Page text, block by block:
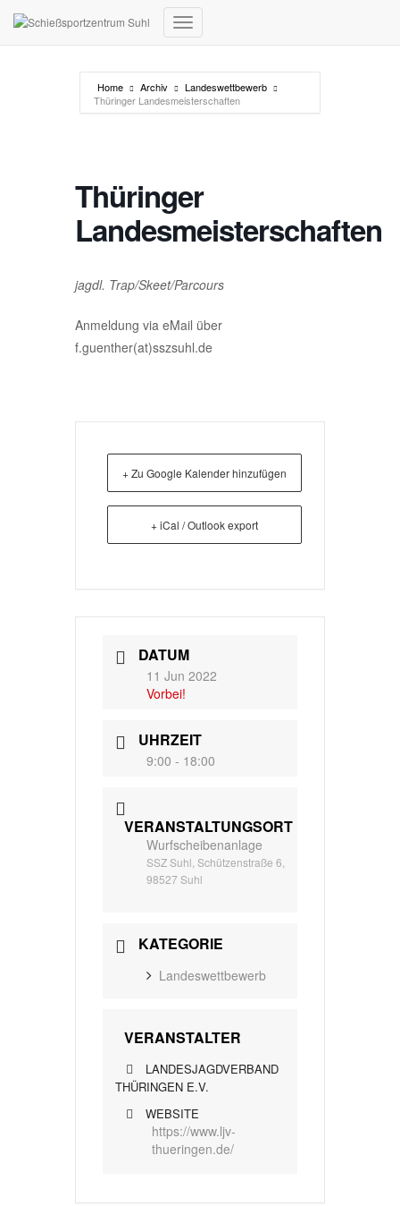
Navigation umschalten
Home Archiv
Landeswettbewerb
Thüringer Landesmeisterschaften
Thüringer
Landesmeisterschaften
jagdl. Trap/Skeet/Parcours
Anmeldung via eMail über
f.guenther(at)sszsuhl.de
+ Zu Google Kalender hinzufügen
+ iCal / Outlook export
DATUM
11 Jun 2022
Vorbei!
UHRZEIT
9:00 - 18:00
VERANSTALTUNGSORT
Wurfscheibenanlage
SSZ Suhl, Schützenstraße 6,
98527 Suhl
KATEGORIE
Landeswettbewerb
VERANSTALTER
LANDESJAGDVERBAND
THÜRINGEN E.V.
WEBSITE
https://www.ljv-
thueringen.de/